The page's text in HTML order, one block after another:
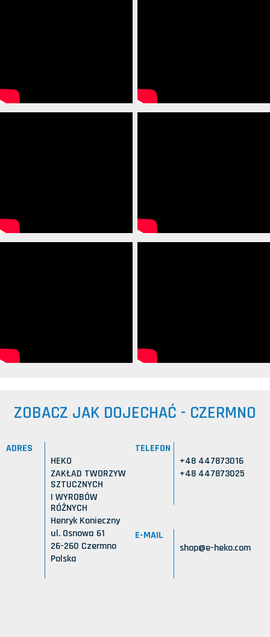
ZOBACZ JAK DOJECHAĆ - CZERMNO
ADRES
HEKO
ZAKŁAD TWORZYW
SZTUCZNYCH
I WYROBÓW
RÓŻNYCH
Henryk Konieczny
ul. Osnowa 61
26-260 Czermno
Polska
TELEFON
+48 447873016
+48 447873025
E-MAIL
shop@e-heko.com